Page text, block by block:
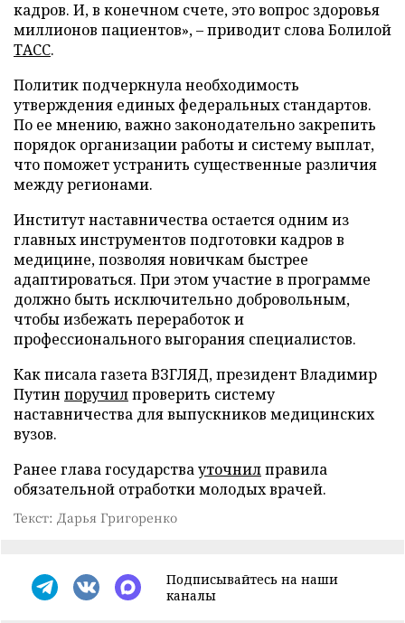
кадров. И, в конечном счете, это вопрос здоровья
миллионов пациентов», – приводит слова Болилой
ТАСС.
Политик подчеркнула необходимость
утверждения единых федеральных стандартов.
По ее мнению, важно законодательно закрепить
порядок организации работы и систему выплат,
что поможет устранить существенные различия
между регионами.
Институт наставничества остается одним из
главных инструментов подготовки кадров в
медицине, позволяя новичкам быстрее
адаптироваться. При этом участие в программе
должно быть исключительно добровольным,
чтобы избежать переработок и
профессионального выгорания специалистов.
Как писала газета ВЗГЛЯД, президент Владимир
Путин поручилпроверить систему
наставничества для выпускников медицинских
вузов.
Ранее глава государствауточнилправила
обязательной отработки молодых врачей.
Текст: Дарья Григоренко
Подписывайтесь на наши
каналы